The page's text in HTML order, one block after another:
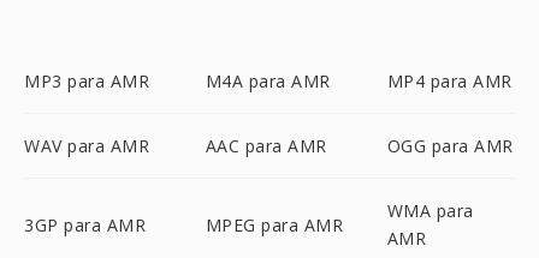
MP3 para AMR M4A para AMR MP4 para AMR
WAV para AMR AAC para AMR OGG para AMR
3GP para AMR MPEG para AMR
WMA para
AMR